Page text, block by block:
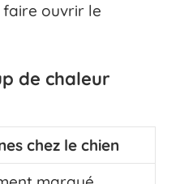
faire ouvrir le
de chaleur
chez le chien